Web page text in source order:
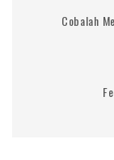
Cobalah